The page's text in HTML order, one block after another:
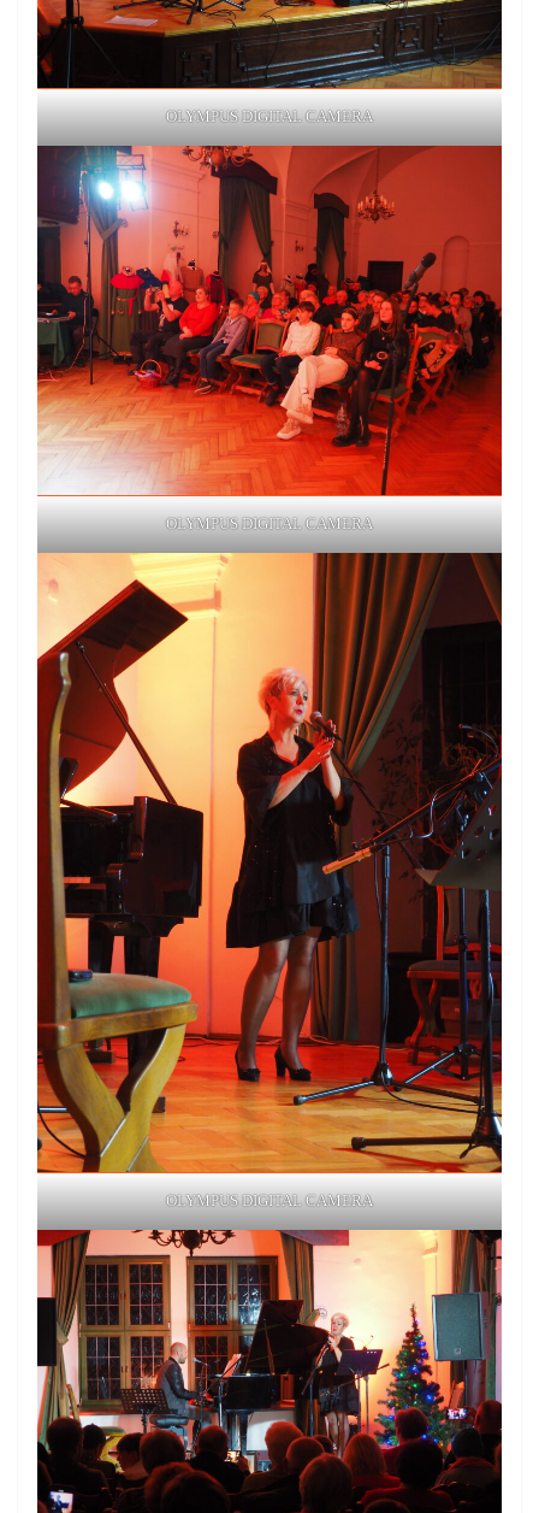
OLYMPUS DIGITAL CAMERA
OLYMPUS DIGITAL CAMERA
OLYMPUS DIGITAL CAMERA